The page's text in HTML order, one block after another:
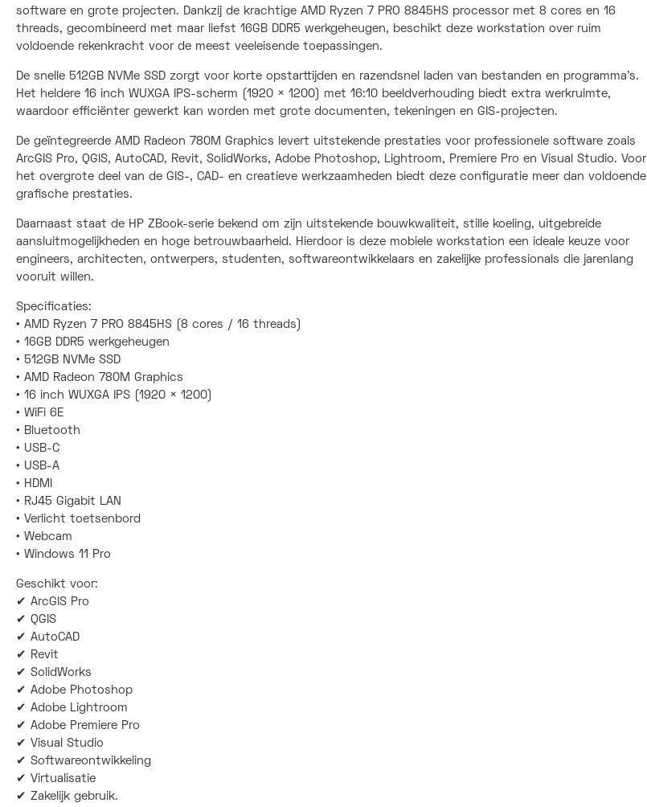
software en grote projecten. Dankzij de krachtige AMD Ryzen 7 PRO 8845HS processor met 8 cores en 16
threads, gecombineerd met maar liefst 16GB DDR5 werkgeheugen, beschikt deze workstation over ruim
voldoende rekenkracht voor de meest veeleisende toepassingen.
De snelle 512GB NVMe SSD zorgt voor korte opstarttijden en razendsnel laden van bestanden en programma's.
Het heldere 16 inch WUXGA IPS-scherm (1920 × 1200) met 16:10 beeldverhouding biedt extra werkruimte,
waardoor efficiënter gewerkt kan worden met grote documenten, tekeningen en GIS-projecten.
De geïntegreerde AMD Radeon 780M Graphics levert uitstekende prestaties voor professionele software zoals
ArcGIS Pro, QGIS, AutoCAD, Revit, SolidWorks, Adobe Photoshop, Lightroom, Premiere Pro en Visual Studio. Voor
het overgrote deel van de GIS-, CAD- en creatieve werkzaamheden biedt deze configuratie meer dan voldoende
grafische prestaties.
Daarnaast staat de HP ZBook-serie bekend om zijn uitstekende bouwkwaliteit, stille koeling, uitgebreide
aansluitmogelijkheden en hoge betrouwbaarheid. Hierdoor is deze mobiele workstation een ideale keuze voor
engineers, architecten, ontwerpers, studenten, softwareontwikkelaars en zakelijke professionals die jarenlang
vooruit willen.
Specificaties:
• AMD Ryzen 7 PRO 8845HS (8 cores / 16 threads)
• 16GB DDR5 werkgeheugen
• 512GB NVMe SSD
• AMD Radeon 780M Graphics
• 16 inch WUXGA IPS (1920 × 1200)
• WiFi 6E
• Bluetooth
• USB-C
• USB-A
• HDMI
• RJ45 Gigabit LAN
• Verlicht toetsenbord
• Webcam
• Windows 11 Pro
Geschikt voor:
✔ ArcGIS Pro
✔ QGIS
✔ AutoCAD
✔ Revit
✔ SolidWorks
✔ Adobe Photoshop
✔ Adobe Lightroom
✔ Adobe Premiere Pro
✔ Visual Studio
✔ Softwareontwikkeling
✔ Virtualisatie
✔ Zakelijk gebruik.